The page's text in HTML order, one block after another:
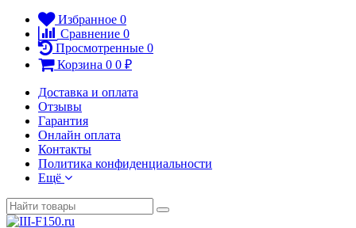
Избранное 0
Сравнение 0
Просмотренные 0
Корзина 0 0 ₽
Доставка и оплата
Отзывы
Гарантия
Онлайн оплата
Контакты
Политика конфиденциальности
Ещё